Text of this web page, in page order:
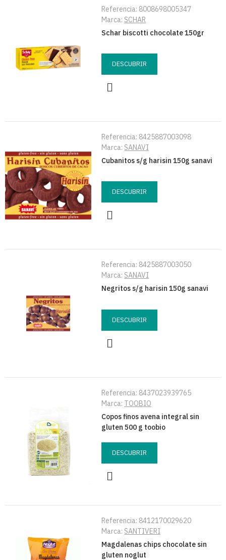
Referencia: 8008698005347
Marca: SCHAR
Schar biscotti chocolate 150gr
DESCUBRIR
Referencia: 8425887003098
Marca: SANAVI
Cubanitos s/g harisin 150g sanavi
DESCUBRIR
Referencia: 8425887003050
Marca: SANAVI
Negritos s/g harisin 150g sanavi
DESCUBRIR
Referencia: 8437023939765
Marca: TOOBIO
Copos finos avena integral sin
gluten 500 g toobio
DESCUBRIR
Referencia: 8412170029620
Marca: SANTIVERI
Magdalenas chips chocolate sin
gluten noglut